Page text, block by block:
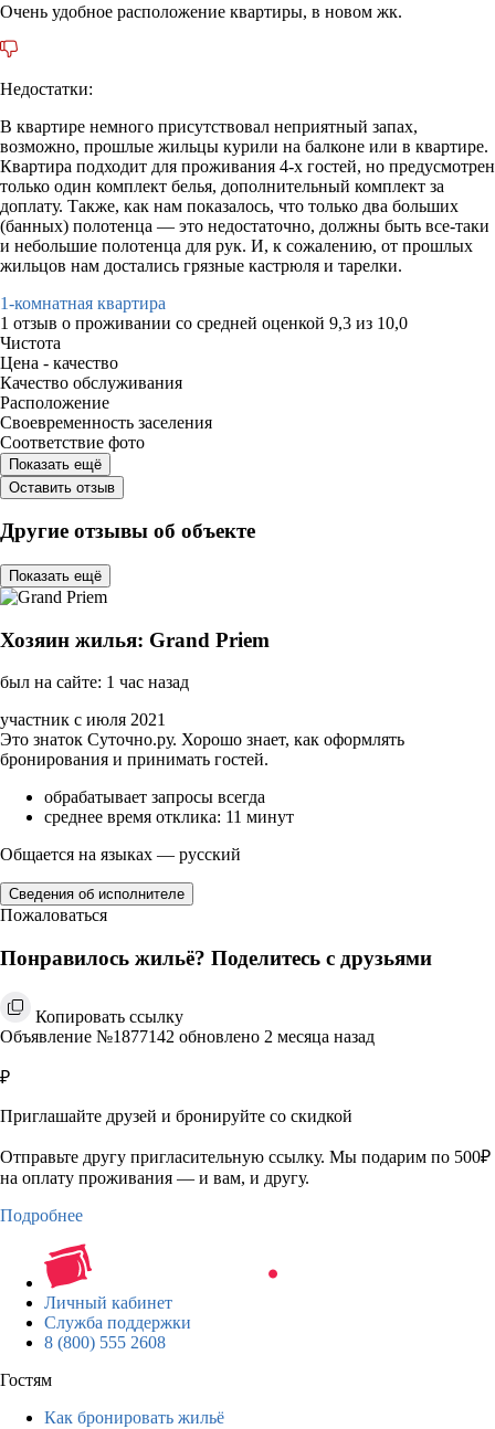
Очень удобное расположение квартиры, в новом жк.
Недостатки:
В квартире немного присутствовал неприятный запах,
возможно, прошлые жильцы курили на балконе или в квартире.
Квартира подходит для проживания 4-х гостей, но предусмотрен
только один комплект белья, дополнительный комплект за
доплату. Также, как нам показалось, что только два больших
(банных) полотенца — это недостаточно, должны быть все-таки
и небольшие полотенца для рук. И, к сожалению, от прошлых
жильцов нам достались грязные кастрюля и тарелки.
1-комнатная квартира
1 отзыв о проживании со средней оценкой 9,3 из 10,0
Чистота
Цена - качество
Качество обслуживания
Расположение
Своевременность заселения
Соответствие фото
Показать ещё
Оставить отзыв
Другие отзывы об объекте
Показать ещё
Хозяин жилья: Grand Priem
был на сайте: 1 час назад
участник с июля 2021
Это знаток Суточно.ру. Хорошо знает, как оформлять
бронирования и принимать гостей.
обрабатывает запросы всегда
среднее время отклика: 11 минут
Общается на языках — русский
Сведения об исполнителе
Пожаловаться
Понравилось жильё? Поделитесь с друзьями
Копировать ссылку
Объявление №1877142 обновлено 2 месяца назад
₽
Приглашайте друзей и бронируйте со скидкой
Отправьте другу пригласительную ссылку. Мы подарим по 500₽
на оплату проживания — и вам, и другу.
Подробнее
Личный кабинет
Служба поддержки
8 (800) 555 2608
Гостям
Как бронировать жильё